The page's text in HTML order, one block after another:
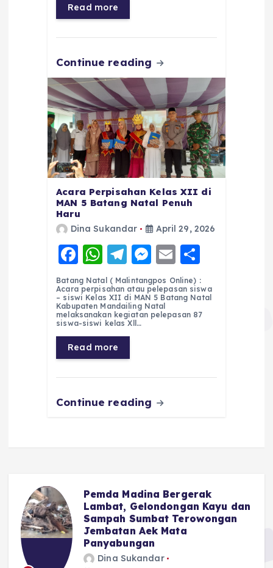
o
k
p m
Read more
Continue reading
Acara Perpisahan Kelas XII di
MAN 5 Batang Natal Penuh
Haru
Dina Sukandar April 29, 2026
F
a
c
e
b
o
o
k
W
h
a
ts
A
p
p
T
el
e
g
r
a
m
M
e
ss
e
er
E
m
ai
l
h
a
re
Batang Natal ( Malintangpos Online) :
Acara perpisahan atau pelepasan siswa
– siswi Kelas XII di MAN 5 Batang Natal
Kabupaten Mandailing Natal
melaksanakan kegiatan pelepasan 87
siswa-siswi kelas Xll…
Read more
Continue reading
Pemda Madina Bergerak
Lambat, Gelondongan Kayu dan
Sampah Sumbat Terowongan
Jembatan Aek Mata
Panyabungan
Dina Sukandar